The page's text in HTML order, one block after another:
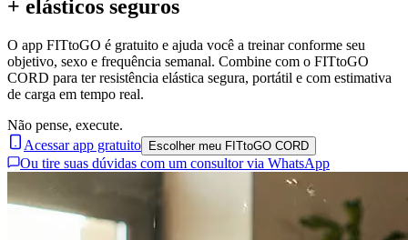
+ elásticos seguros
O app FITtoGO é gratuito e ajuda você a treinar conforme seu
objetivo, sexo e frequência semanal. Combine com o FITtoGO
CORD para ter resistência elástica segura, portátil e com estimativa
de carga em tempo real.
Não pense, execute.
Acessar app gratuito
Escolher meu FITtoGO CORD
Ou tire suas dúvidas com um consultor via WhatsApp